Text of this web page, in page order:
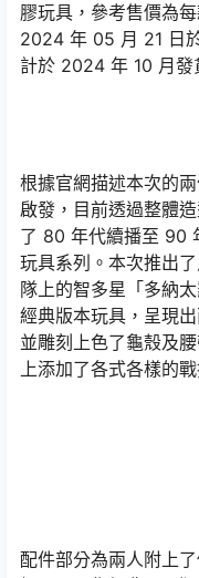
膠玩具，參考售價為
2024 年 05 月 21 日
計於 2024 年 10 月發
根據官網描述本次的
啟發，目前透過整體
了 80 年代續播至 90
玩具系列。本次推出
隊上的智多星「多納
經典版本玩具，呈現
並雕刻上色了龜殼及
上添加了各式各樣的
配件部分為兩人附上